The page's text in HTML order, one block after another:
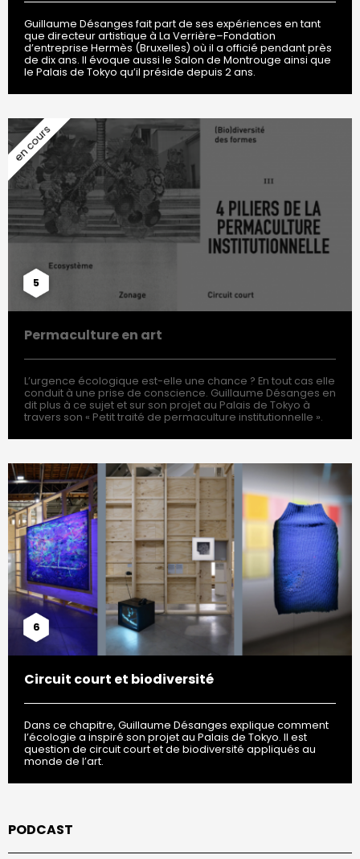
Guillaume Désanges fait part de ses expériences en tant
que directeur artistique à La Verrière–Fondation
d’entreprise Hermès (Bruxelles) où il a officié pendant près
de dix ans. Il évoque aussi le Salon de Montrouge ainsi que
le Palais de Tokyo qu’il préside depuis 2 ans.
5
Permaculture en art
L’urgence écologique est-elle une chance ? En tout cas elle
conduit à une prise de conscience. Guillaume Désanges en
dit plus à ce sujet et sur son projet au Palais de Tokyo à
travers son « Petit traité de permaculture institutionnelle ».
6
Circuit court et biodiversité
Dans ce chapitre, Guillaume Désanges explique comment
l’écologie a inspiré son projet au Palais de Tokyo. Il est
question de circuit court et de biodiversité appliqués au
monde de l’art.
PODCAST